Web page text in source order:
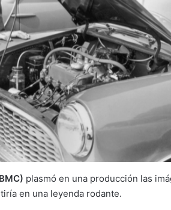
plasmó en una producción las
en una leyenda rodante.